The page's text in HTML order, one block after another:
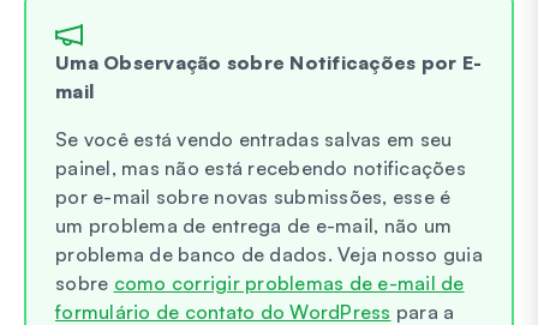
Uma Observação sobre Notificações por E-
mail
Se você está vendo entradas salvas em seu
painel, mas não está recebendo notificações
por e-mail sobre novas submissões, esse é
um problema de entrega de e-mail, não um
problema de banco de dados. Veja nosso guia
sobre como corrigir problemas de e-mail de
formulário de contato do WordPress para a